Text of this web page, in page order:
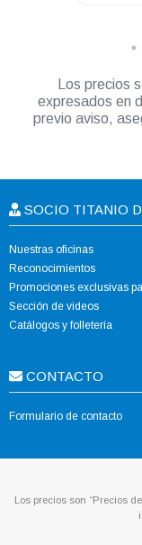
Los precios
expresados en
previo aviso,
SOCIO TITANIO
Nuestras oficinas
Reconocimientos
Promociones exclusivas
Sección de videos
Catálogos y folletería
CONTACTO
Formulario de contacto
Los precios son “Precios